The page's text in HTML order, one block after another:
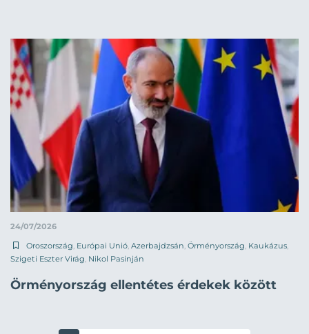
24/07/2026
Oroszország, Európai Unió, Azerbajdzsán, Örményország, Kaukázus,
Szigeti Eszter Virág, Nikol Pasinján
Örményország ellentétes érdekek között